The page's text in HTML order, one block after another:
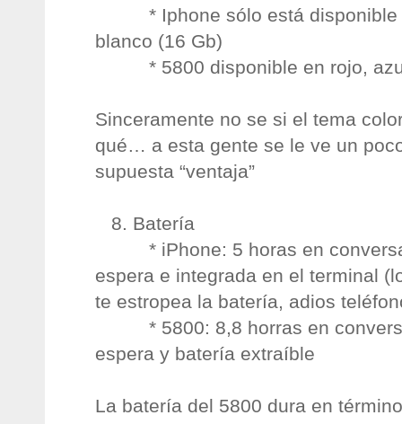
* Iphone sólo está disponible
blanco (16 Gb)
* 5800 disponible en rojo,
Sinceramente no se si el tema
qué… a esta gente se le ve un
supuesta “ventaja”
8. Batería
* iPhone: 5 horas en
espera e integrada en el terminal
te estropea la batería, adios
* 5800: 8,8 horras en
espera y batería extraíble
La batería del 5800 dura en